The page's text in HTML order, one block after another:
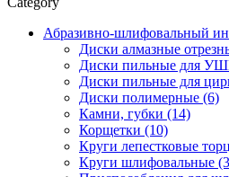
Абразивно-шлифовальный
Диски алмазные
Диски пильные для
Диски пильные для
Диски полимерные (6)
Камни, губки (14)
Корщетки (10)
Круги лепестковые
Круги шлифовальные